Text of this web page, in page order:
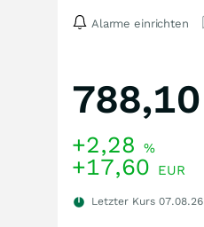
Alarme einrichten
788,10
+2,28 %
+17,60 EUR
Letzter Kurs 07.08.26